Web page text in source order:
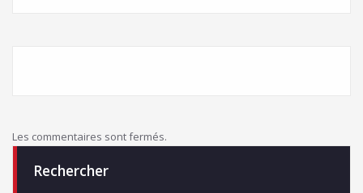
Les commentaires sont fermés.
Rechercher